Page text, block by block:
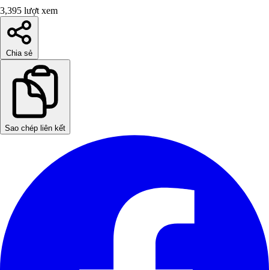
3,395 lượt xem
Chia sẻ
Sao chép liên kết